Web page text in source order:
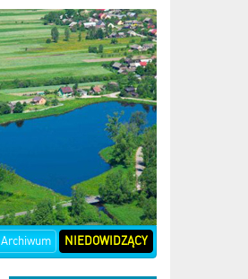
Archiwum NIEDOWIDZĄCY